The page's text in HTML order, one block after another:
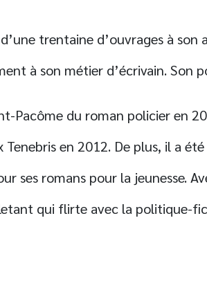
trentaine d’ouvrages à son
à son métier d’écrivain. Son
Pacôme du roman policier en
Tenebris en 2012. De plus, il a
ses romans pour la jeunesse.
qui flirte avec la politique-